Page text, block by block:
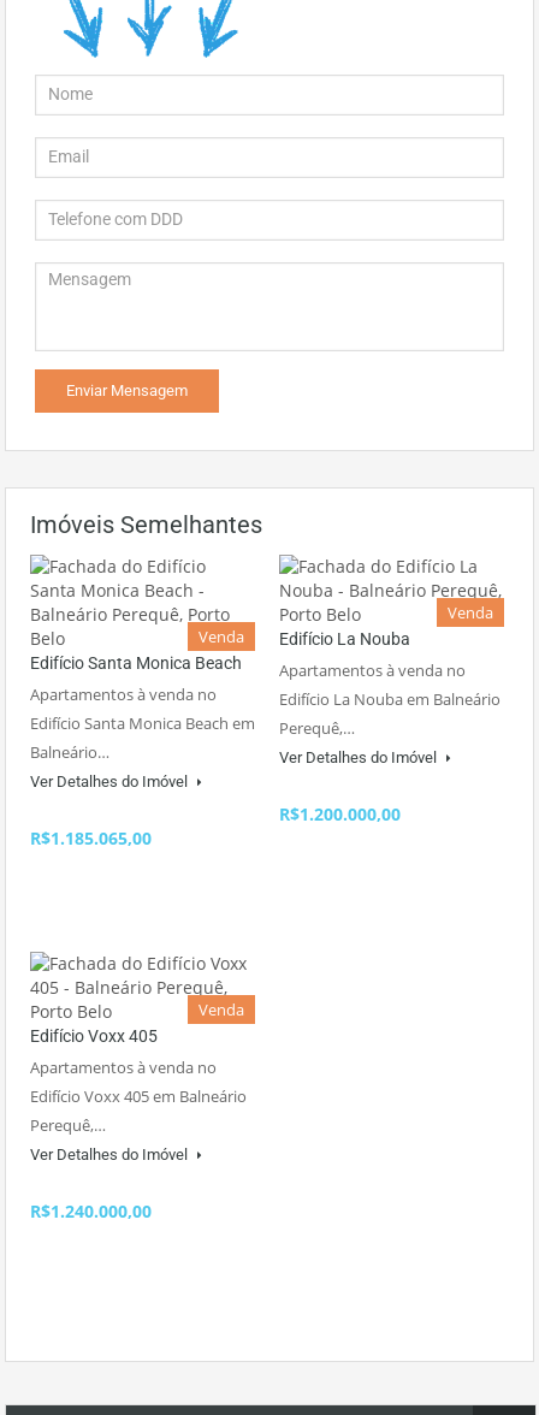
Imóveis Semelhantes
Venda
Edifício Santa Monica Beach
Apartamentos à venda no
Edifício Santa Monica Beach em
Balneário…
Ver Detalhes do Imóvel
R$1.185.065,00
Venda
Edifício La Nouba
Apartamentos à venda no
Edifício La Nouba em Balneário
Perequê,…
Ver Detalhes do Imóvel
R$1.200.000,00
Venda
Edifício Voxx 405
Apartamentos à venda no
Edifício Voxx 405 em Balneário
Perequê,…
Ver Detalhes do Imóvel
R$1.240.000,00